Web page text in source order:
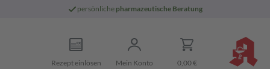
persönliche pharmazeutische Beratung
Rezept einlösen Mein Konto 0,00 €